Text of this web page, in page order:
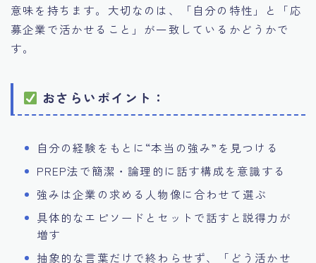
意味を持ちます。大切なのは、「自分の特性」と「応
募企業で活かせること」が一致しているかどうかで
す。
おさらいポイント：
自分の経験をもとに“本当の強み”を見つける
PREP法で簡潔・論理的に話す構成を意識する
強みは企業の求める人物像に合わせて選ぶ
具体的なエピソードとセットで話すと説得力が
増す
抽象的な言葉だけで終わらせず、「どう活かせ